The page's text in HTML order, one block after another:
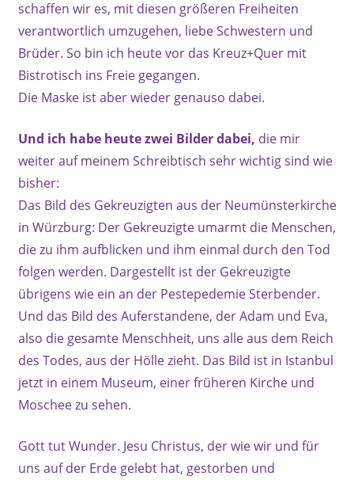
schaffen wir es, mit diesen größeren Freiheiten
verantwortlich umzugehen, liebe Schwestern und
Brüder. So bin ich heute vor das Kreuz+Quer mit
Bistrotisch ins Freie gegangen.
Die Maske ist aber wieder genauso dabei.
Und ich habe heute zwei Bilder dabei, die mir
weiter auf meinem Schreibtisch sehr wichtig sind wie
bisher:
Das Bild des Gekreuzigten aus der Neumünsterkirche
in Würzburg: Der Gekreuzigte umarmt die Menschen,
die zu ihm aufblicken und ihm einmal durch den Tod
folgen werden. Dargestellt ist der Gekreuzigte
übrigens wie ein an der Pestepedemie Sterbender.
Und das Bild des Auferstandene, der Adam und Eva,
also die gesamte Menschheit, uns alle aus dem Reich
des Todes, aus der Hölle zieht. Das Bild ist in Istanbul
jetzt in einem Museum, einer früheren Kirche und
Moschee zu sehen.
Gott tut Wunder. Jesu Christus, der wie wir und für
uns auf der Erde gelebt hat, gestorben und